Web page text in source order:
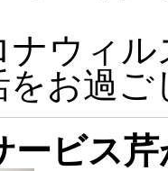
ナウィ
をお過
ービス